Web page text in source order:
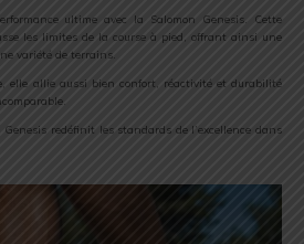
ultime avec la Salomon Genesis. Cette
les limites de la course à pied, offrant ainsi une
variété de terrains.
elle allie aussi bien confort, réactivité et durabilité
redéfinit les standards de l’excellence dans